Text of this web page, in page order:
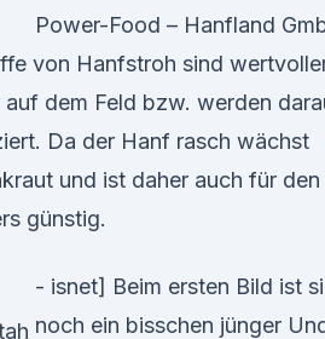
Power-Food – Hanfland
von Hanfstroh sind
dem Feld bzw. werden
Da der Hanf rasch wächst
und ist daher auch für den
günstig.
- isnet] Beim ersten Bild ist
noch ein bisschen jünger